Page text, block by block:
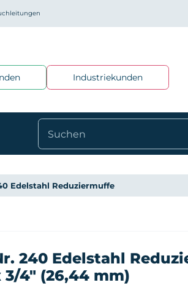
Industriekunden
Edelstahl Reduziermuffe
240 Edelstahl
3/4" (26,44 mm)